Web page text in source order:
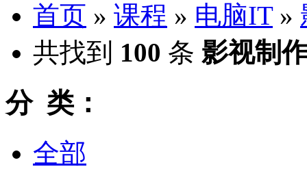
首页 » 课程 » 电脑IT»
共找到 100 条 影视制
分 类：
全部